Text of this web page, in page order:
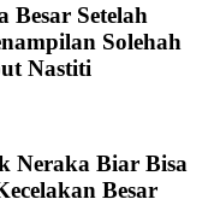
Besar Setelah
Solehah
Nastiti
Neraka Biar Bisa
Besar